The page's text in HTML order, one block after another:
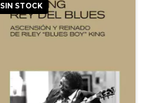
SIN STOCK